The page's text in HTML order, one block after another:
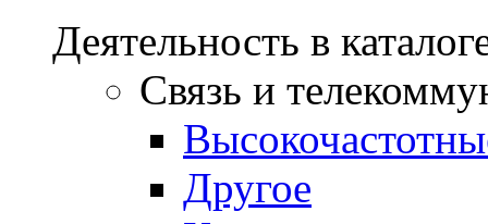
Деятельность в
Связь и
Другое